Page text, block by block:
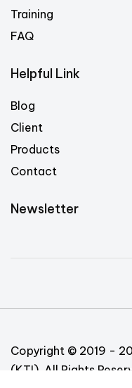
Training
FAQ
Helpful Link
Blog
Client
Products
Contact
Newsletter
Copyright © 2019 -
(KTI). All Rights